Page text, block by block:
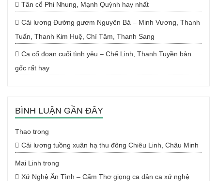
Tân cổ Phi Nhung, Mạnh Quỳnh hay nhất
Cải lương Đường gươm Nguyên Bá – Minh Vương, Thanh
Tuấn, Thanh Kim Huệ, Chí Tâm, Thanh Sang
Ca cổ đoạn cuối tình yêu – Chế Linh, Thanh Tuyền bản
gốc rất hay
BÌNH LUẬN GẦN ĐÂY
Thao trong
Cải lương tuồng xuân hạ thu đông Chiêu Linh, Châu Minh
Mai Linh trong
Xứ Nghệ Ân Tình – Cẩm Thơ giọng ca dân ca xứ nghệ